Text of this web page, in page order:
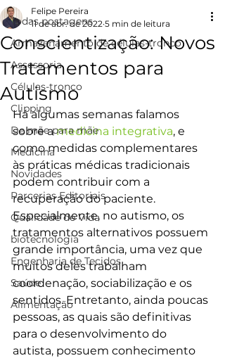
Todas postagens
Armazenamento de células-tronco
Assessoria
Células-tronco
Clipping
De mãe para mãe
Medicina
Novidades
Parcerias Editoriais
Qualidade de Vida
biotecnologia
Engenharia de Tecidos
Saúde
Alimentação
Conscientização: Novos
Tratamentos para
Autismo
Felipe Pereira
11 de abr. de 2022 5 min de leitura
Há algumas semanas falamos
sobre a medicina integrativa, e
como medidas complementares
às práticas médicas tradicionais
podem contribuir com a
recuperação do paciente.
Especialmente, no autismo, os
tratamentos alternativos possuem
grande importância, uma vez que
muitos deles trabalham
coordenação, sociabilização e os
sentidos. Entretanto, ainda poucas
pessoas, as quais são definitivas
para o desenvolvimento do
autista, possuem conhecimento